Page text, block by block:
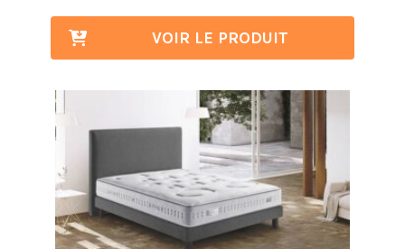
VOIR LE PRODUIT